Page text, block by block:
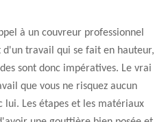
à un couvreur professionnel
travail qui se fait en hauteur,
sont donc impératives. Le vrai
que vous ne risquez aucun
lui. Les étapes et les matériaux